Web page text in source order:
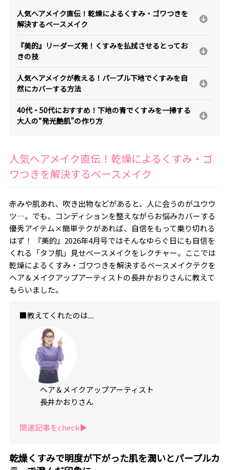
人気ヘアメイク直伝！乾燥によるくすみ・ゴワつきを
解決するベースメイク
『美的』リーダーズ発！くすみを払拭させるとってお
きの技
人気ヘアメイクが教える！パープル下地でくすみを自
然にカバーする方法
40代・50代におすすめ！下地の青でくすみを一掃する
大人の“発光艶肌”の作り方
人気ヘアメイク直伝！乾燥によるくすみ・ゴ
ワつきを解決するベースメイク
赤みや肌あれ、吹き出物などがあると、人に会うのがユウウ
ツ…。でも、コンディションを整えながらお悩みカバーする
優秀アイテム×簡単テクがあれば、自信をもって乗り切れる
はず！ 『美的』2026年4月号ではそんなゆらぐ日にも自信を
くれる「タフ肌」見せベースメイクをレクチャー。ここでは
乾燥によるくすみ・ゴワつきを解決するベースメイクテクを
ヘア＆メイクアップアーティストの長井かおりさんに教えて
もらいました。
■教えてくれたのは....
ヘア＆メイクアップアーティスト
長井かおりさん
関連記事をcheck▶︎
乾燥くすみで明度が下がった肌を潤いとパープルカ